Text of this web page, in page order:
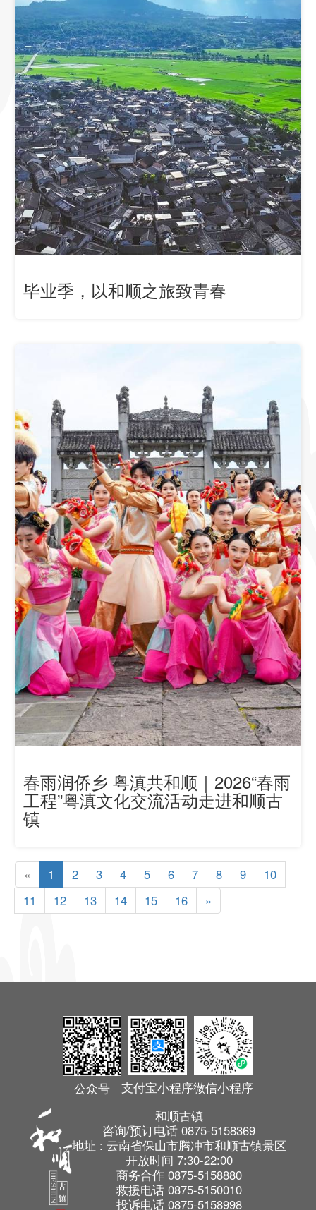
毕业季，以和顺之旅致青春
春雨润侨乡 粤滇共和顺｜2026“春雨
工程”粤滇文化交流活动走进和顺古
镇
« 1 2 3 4 5 6 7 8 9
10
11
12 13 14 15 16 »
和顺古镇
咨询/预订电话 0875-5158369
地址 : 云南省保山市腾冲市和顺古镇景区
开放时间 7:30-22:00
商务合作 0875-5158880
救援电话 0875-5150010
投诉电话 0875-5158998
公众号 支付宝小程序微信小程序